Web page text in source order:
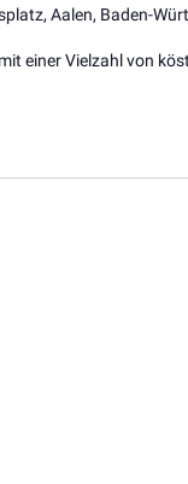
Aalen, Baden-
einer Vielzahl von